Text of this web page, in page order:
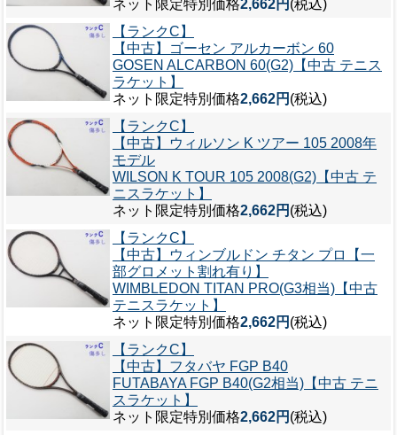
ネット限定特別価格2,662円 (税込)
【ランクC】
【中古】ゴーセン アルカーボン 60
GOSEN ALCARBON 60(G2)【中古 テニス
ラケット】
ネット限定特別価格2,662円 (税込)
【ランクC】
【中古】ウィルソン K ツアー 105 2008年
モデル
WILSON K TOUR 105 2008(G2)【中古 テ
ニスラケット】
ネット限定特別価格2,662円 (税込)
【ランクC】
【中古】ウィンブルドン チタン プロ【一
部グロメット割れ有り】
WIMBLEDON TITAN PRO(G3相当)【中古
テニスラケット】
ネット限定特別価格2,662円 (税込)
【ランクC】
【中古】フタバヤ FGP B40
FUTABAYA FGP B40(G2相当)【中古 テニ
スラケット】
ネット限定特別価格2,662円 (税込)